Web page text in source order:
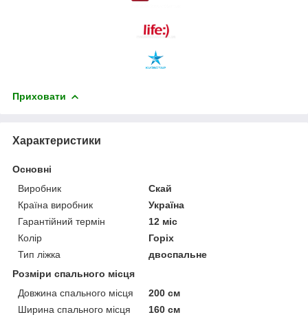
Приховати
Характеристики
Основні
Виробник
Скай
Країна виробник
Україна
Гарантійний термін
12 міс
Колір
Горіх
Тип ліжка
двоспальне
Розміри спального місця
Довжина спального місця
200 см
Ширина спального місця
160 см